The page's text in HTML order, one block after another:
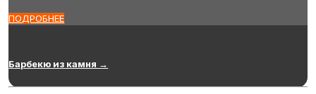
ПОДРОБНЕЕ
Барбекю из камня →